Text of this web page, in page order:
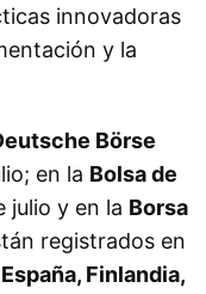
innovadoras
y la
Börse
en la Bolsa de
julio y en la Borsa
registrados en
Finlandia,